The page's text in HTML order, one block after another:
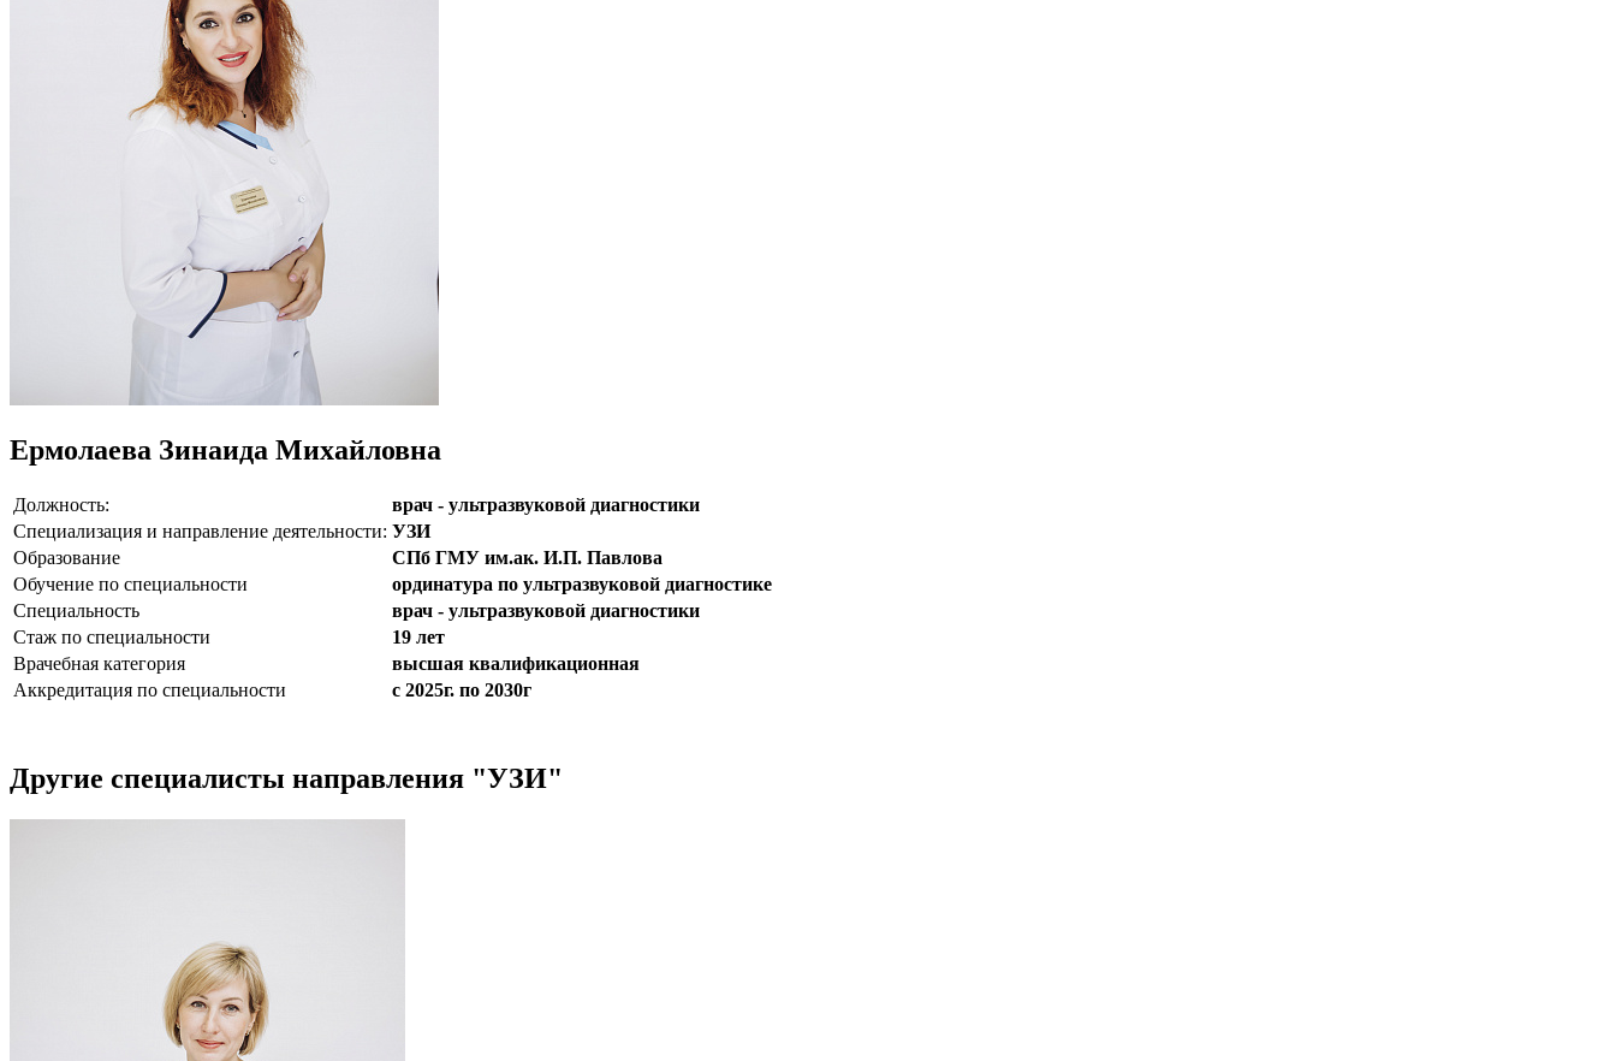
Ермолаева Зинаида Михайловна
Должность:
врач - ультразвуковой диагностики
Специализация и направление деятельности: УЗИ
Образование
СПб ГМУ им.ак. И.П. Павлова
Обучение по специальности
ординатура по ультразвуковой диагностике
Специальность
врач - ультразвуковой диагностики
Стаж по специальности
19 лет
Врачебная категория
высшая квалификационная
Аккредитация по специальности
с 2025г. по 2030г
Другие специалисты направления "УЗИ"